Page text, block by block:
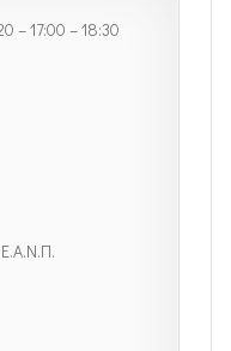
– 17:00 – 18:30